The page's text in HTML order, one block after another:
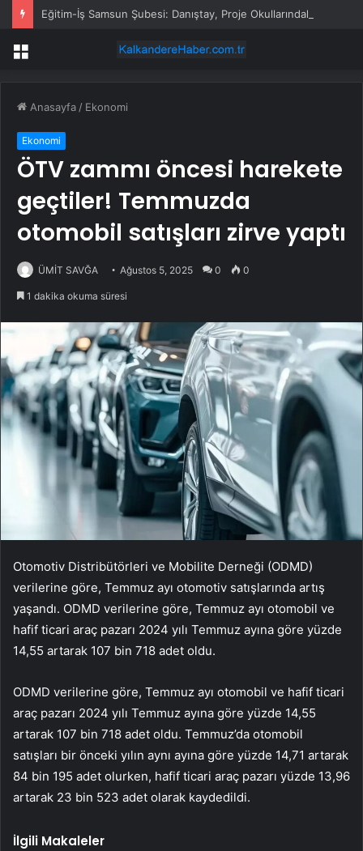
Menü
Anasayfa / Ekonomi
Ekonomi
ÖTV zammı öncesi harekete
geçtiler! Temmuzda
otomobil satışları zirve yaptı
ÜMİT SAVĞA Ağustos 5, 2025 0 0
1 dakika okuma süresi
Otomotiv Distribütörleri ve Mobilite Derneği (ODMD)
verilerine göre, Temmuz ayı otomotiv satışlarında artış
yaşandı. ODMD verilerine göre, Temmuz ayı otomobil ve
hafif ticari araç pazarı 2024 yılı Temmuz ayına göre yüzde
14,55 artarak 107 bin 718 adet oldu.
ODMD verilerine göre, Temmuz ayı otomobil ve hafif ticari
araç pazarı 2024 yılı Temmuz ayına göre yüzde 14,55
artarak 107 bin 718 adet oldu. Temmuz’da otomobil
satışları bir önceki yılın aynı ayına göre yüzde 14,71 artarak
84 bin 195 adet olurken, hafif ticari araç pazarı yüzde 13,96
artarak 23 bin 523 adet olarak kaydedildi.
İlgili Makaleler